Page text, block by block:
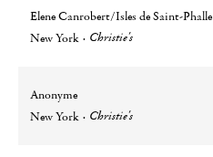
Elene Canrobert/Isles de Saint-Phalle
Ville
New York
Lieu Christie's
Anonyme
Ville
New York
Lieu Christie's